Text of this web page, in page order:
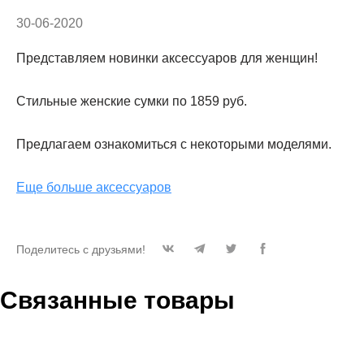
30-06-2020
Представляем новинки аксессуаров для женщин!
Стильные женские сумки по 1859 руб.
Предлагаем ознакомиться с некоторыми моделями.
Еще больше аксессуаров
Поделитесь с друзьями!
Связанные товары